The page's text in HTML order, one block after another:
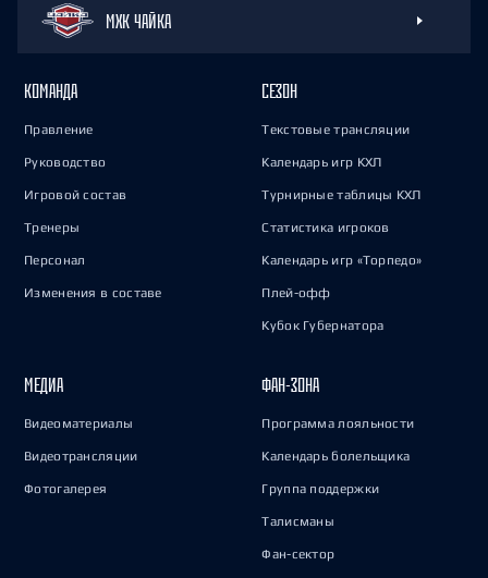
МХК ЧАЙКА
КОМАНДА
Правление
Руководство
Игровой состав
Тренеры
Персонал
Изменения в составе
СЕЗОН
Текстовые трансляции
Календарь игр КХЛ
Турнирные таблицы КХЛ
Статистика игроков
Календарь игр «Торпедо»
Плей-офф
Кубок Губернатора
МЕДИА
Видеоматериалы
Видеотрансляции
Фотогалерея
ФАН-ЗОНА
Программа лояльности
Календарь болельщика
Группа поддержки
Талисманы
Фан-сектор